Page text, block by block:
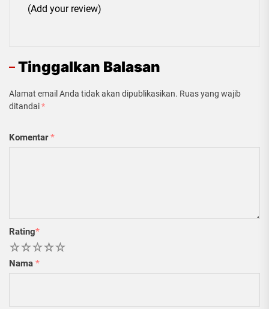
(Add your review)
Tinggalkan Balasan
Alamat email Anda tidak akan dipublikasikan. Ruas yang wajib
ditandai*
Komentar*
Rating*
5
4
3
2
Nama *